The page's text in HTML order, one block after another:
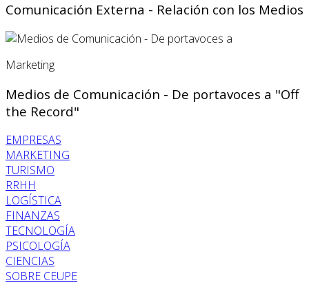
Comunicación Externa - Relación con los Medios
Marketing
Medios de Comunicación - De portavoces a "Off
the Record"
EMPRESAS
MARKETING
TURISMO
RRHH
LOGÍSTICA
FINANZAS
TECNOLOGÍA
PSICOLOGÍA
CIENCIAS
SOBRE CEUPE